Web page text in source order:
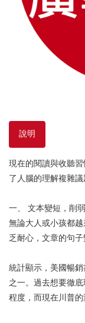
說明
現在的閱讀與收聽
了人腦的理解複雜
一、 文本變短，削
無論大人或小孩都
乏耐心，文章的句子
統計顯示，美國暢
之一。過去想要徹
程度，而現在川普的